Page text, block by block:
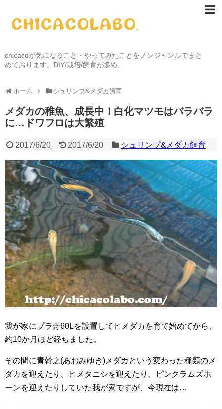
chicacoが気になること・やってみたことをノンジャンルでまと
めております。DIY/栽培/飼育が多め。
ホーム シュリンプ&メダカ飼育
メダカの稚魚、成長中！白化マツモはバラバラ
に…ドワフロは大繁殖
2017/6/20 2017/6/20 シュリンプ&メダカ飼育
我が家にプラ舟60Lを設置してヒメダカを育て始めてから、
約10か月ほど経ちました。
その間に青幹之(あおみゆき)メダカという変わった種類のメ
ダカを迎えたり、ヒメタニシを迎えたり、ピンクラムズホ
ーンを迎えたりしていた我が家ですが、今現在は…